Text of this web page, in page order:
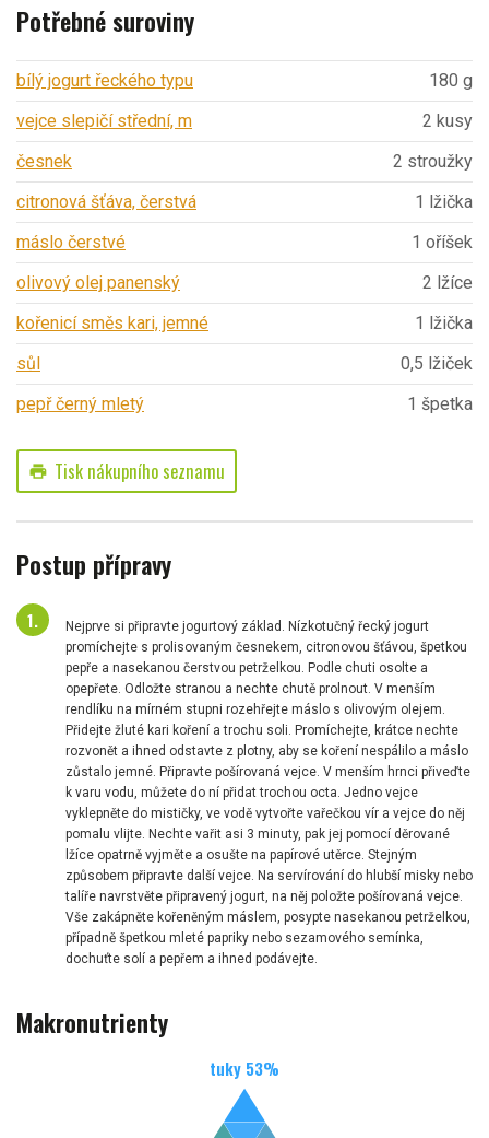
Potřebné suroviny
bílý jogurt řeckého typu
180 g
vejce slepičí střední, m
2 kusy
česnek
2 stroužky
citronová šťáva, čerstvá
1 lžička
máslo čerstvé
1 oříšek
olivový olej panenský
2 lžíce
kořenicí směs kari, jemné
1 lžička
sůl
0,5 lžiček
pepř černý mletý
1 špetka
print Tisk nákupního seznamu
Postup přípravy
Nejprve si připravte jogurtový základ. Nízkotučný řecký jogurt
promíchejte s prolisovaným česnekem, citronovou šťávou, špetkou
pepře a nasekanou čerstvou petrželkou. Podle chuti osolte a
opepřete. Odložte stranou a nechte chutě prolnout. V menším
rendlíku na mírném stupni rozehřejte máslo s olivovým olejem.
Přidejte žluté kari koření a trochu soli. Promíchejte, krátce nechte
rozvonět a ihned odstavte z plotny, aby se koření nespálilo a máslo
zůstalo jemné. Připravte pošírovaná vejce. V menším hrnci přiveďte
k varu vodu, můžete do ní přidat trochou octa. Jedno vejce
vyklepněte do mističky, ve vodě vytvořte vařečkou vír a vejce do něj
pomalu vlijte. Nechte vařit asi 3 minuty, pak jej pomocí děrované
lžíce opatrně vyjměte a osušte na papírové utěrce. Stejným
způsobem připravte další vejce. Na servírování do hlubší misky nebo
talíře navrstvěte připravený jogurt, na něj položte pošírovaná vejce.
Vše zakápněte kořeněným máslem, posypte nasekanou petrželkou,
případně špetkou mleté papriky nebo sezamového semínka,
dochuťte solí a pepřem a ihned podávejte.
Makronutrienty
tuky 53%